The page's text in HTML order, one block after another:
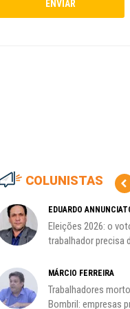
COLUNISTAS
EDUARDO
Eleições 2026: o
trabalhador precisa
MÁRCIO FERREIRA
Trabalhadores
Bombril: empresas